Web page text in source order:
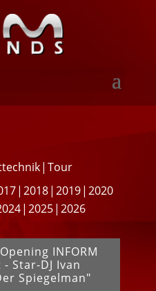
Tour
2018 2019 2020
2025 2026
INFORM
Star-DJ Ivan
Spiegelman"